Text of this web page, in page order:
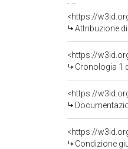
<https://
Attribuzione di
<https://
Cronologia 1
<https://
Condizione